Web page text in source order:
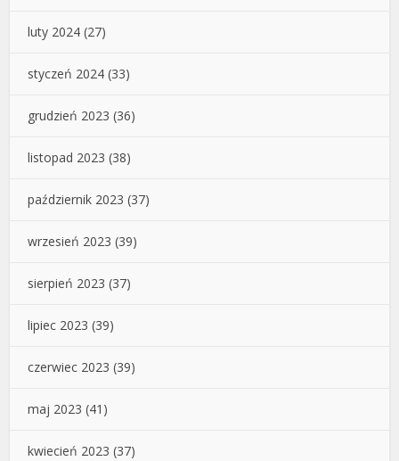
luty 2024 (27)
styczeń 2024 (33)
grudzień 2023 (36)
listopad 2023 (38)
październik 2023 (37)
wrzesień 2023 (39)
sierpień 2023 (37)
lipiec 2023 (39)
czerwiec 2023 (39)
maj 2023 (41)
kwiecień 2023 (37)